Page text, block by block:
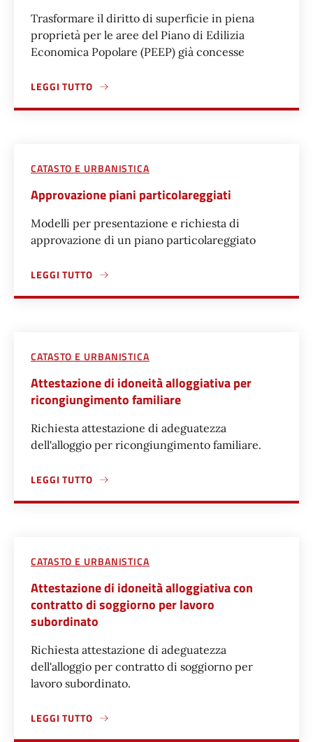
Trasformare il diritto di superficie in piena
proprietà per le aree del Piano di Edilizia
Economica Popolare (PEEP) già concesse
LEGGI TUTTO
A PROPOSITO DI ACQUISIRE IN PROPRIETÀ UN'AREA
CATASTO E URBANISTICA
Approvazione piani particolareggiati
Modelli per presentazione e richiesta di
approvazione di un piano particolareggiato
LEGGI TUTTO
A PROPOSITO DI APPROVAZIONE PIANI
CATASTO E URBANISTICA
Attestazione di idoneità alloggiativa per
ricongiungimento familiare
Richiesta attestazione di adeguatezza
dell'alloggio per ricongiungimento familiare.
LEGGI TUTTO
A PROPOSITO DI ATTESTAZIONE DI IDONEITÀ
CATASTO E URBANISTICA
Attestazione di idoneità alloggiativa con
contratto di soggiorno per lavoro
subordinato
Richiesta attestazione di adeguatezza
dell'alloggio per contratto di soggiorno per
lavoro subordinato.
LEGGI TUTTO
A PROPOSITO DI ATTESTAZIONE DI IDONEITÀ